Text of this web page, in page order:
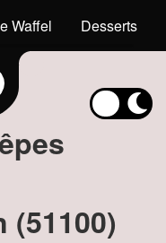
Waffel Desserts
(51100)